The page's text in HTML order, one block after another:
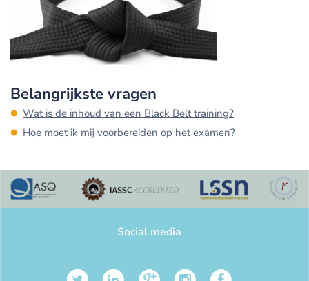
Belangrijkste vragen
Wat is de inhoud van een Black Belt training?
Hoe moet ik mij voorbereiden op het examen?
Social media